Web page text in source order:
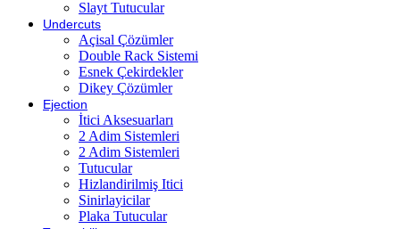
Slayt Tutucular
Undercuts
Açisal Çözümler
Double Rack Sistemi
Esnek Çekirdekler
Dikey Çözümler
Ejection
İtici Aksesuarları
2 Adim Sistemleri
2 Adim Sistemleri
Tutucular
Hizlandirilmiş Itici
Sinirlayicilar
Plaka Tutucular